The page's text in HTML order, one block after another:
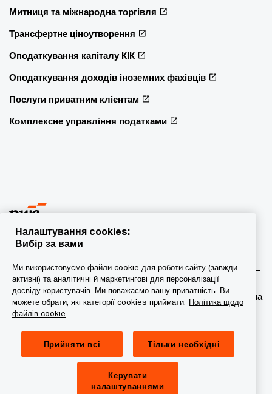
Митниця та міжнародна торгівля
Трансфертне ціноутворення
Оподаткування капіталу КІК
Оподаткування доходів іноземних фахівців
Послуги приватним клієнтам
Комплексне управління податками
учасник/фірми-учасниці мережі PwC, а в деяких випадках –
міжнародна мережа PwC. Кожна фірма мережі є
самостійною юридичною особою. Докладніша інформація на
веб-сторінці www.pwc.com/structure.
Конфіденційність
Сookie-файли
Обмеження юридичної відповідальності
Налаштування cookies:
Вибір за вами
Ми використовуємо файли cookie для роботи сайту (завжди
активні) та аналітичні й маркетингові для персоналізації
досвіду користувачів. Ми поважаємо вашу приватність. Ви
можете обрати, які категорії cookies приймати. Політика щодо
файлів cookie
Прийняти всі Тільки необхідні
Керувати
налаштуваннями